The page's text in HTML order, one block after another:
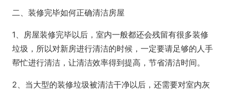
二、装修完毕如何正确清洁房屋
1、房屋装修完毕以后，室内一般都还会残留有很多装修
垃圾，所以对新房进行清洁的时候，一定要请足够的人手
帮忙进行清洁，让清洁效率得到提高，节省清洁时间。
2、当大型的装修垃圾被清洁干净以后，还需要对室内灰